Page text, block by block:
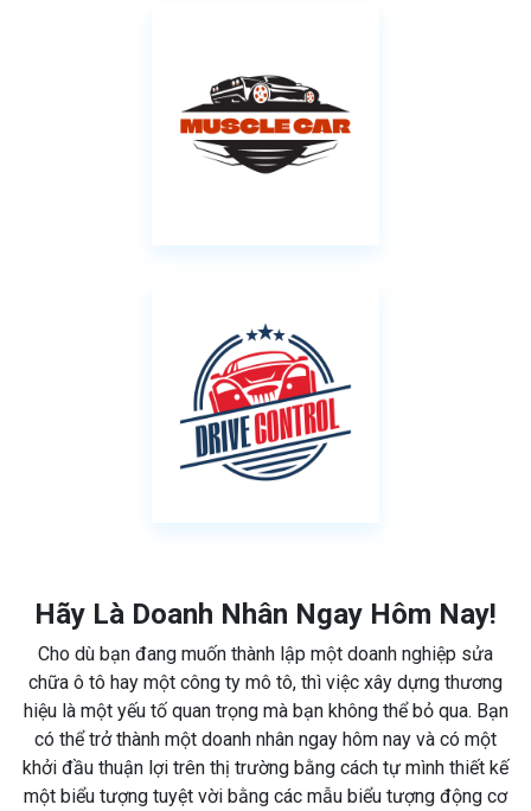
Hãy Là Doanh Nhân Ngay Hôm Nay!
Cho dù bạn đang muốn thành lập một doanh nghiệp sửa
chữa ô tô hay một công ty mô tô, thì việc xây dựng thương
hiệu là một yếu tố quan trọng mà bạn không thể bỏ qua. Bạn
có thể trở thành một doanh nhân ngay hôm nay và có một
khởi đầu thuận lợi trên thị trường bằng cách tự mình thiết kế
một biểu tượng tuyệt vời bằng các mẫu biểu tượng động cơ